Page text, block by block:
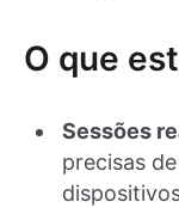
O que
Sessões
precisas